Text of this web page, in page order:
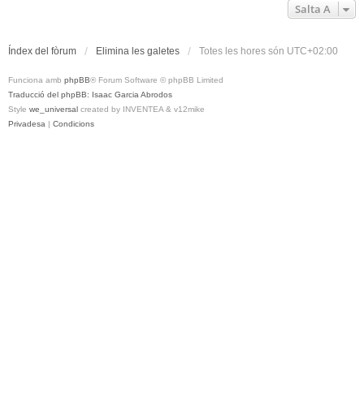
Salta A
Índex del fòrum Elimina les galetes Totes les hores són UTC+02:00
Funciona amb phpBB® Forum Software © phpBB Limited
Traducció del phpBB: Isaac Garcia Abrodos
Style we_universal created by INVENTEA & v12mike
Privadesa | Condicions